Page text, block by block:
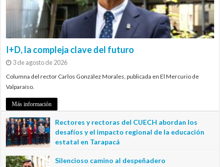
I+D, la compleja clave del futuro
3 de agosto de 2026
Columna del rector Carlos González Morales, publicada en El Mercurio de
Valparaíso.
Más información
Rectores y rectoras del CUECH abordan los
desafíos y el impacto regional de la educación
estatal en Tarapacá
Silencioso camino al despeñadero